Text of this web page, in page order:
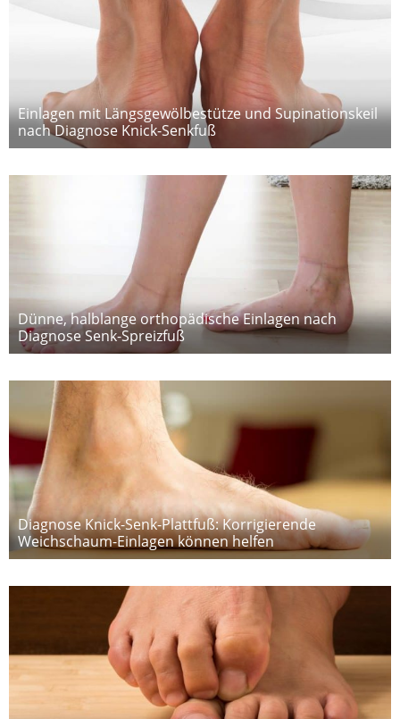
Einlagen mit Längsgewölbestütze und Supinationskeil
nach Diagnose Knick-Senkfuß
Dünne, halblange orthopädische Einlagen nach
Diagnose Senk-Spreizfuß
Diagnose Knick-Senk-Plattfuß: Korrigierende
Weichschaum-Einlagen können helfen